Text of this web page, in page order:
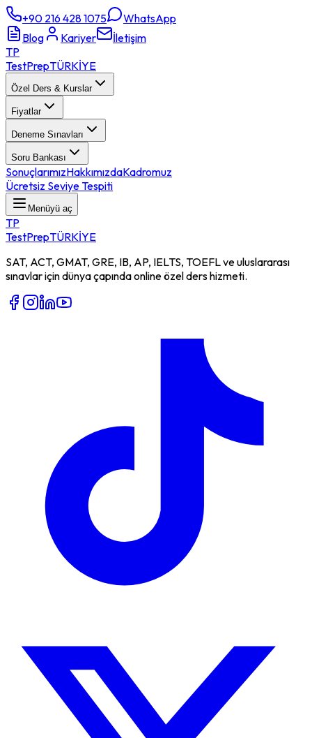
+90 216 428 1075
WhatsApp
Blog
Kariyer
İletişim
TP
TestPrepTÜRKİYE
Özel Ders & Kurslar
Fiyatlar
Deneme Sınavları
Soru Bankası
SonuçlarımızHakkımızdaKadromuz
Ücretsiz Seviye Tespiti
Menüyü aç
TP
TestPrepTÜRKİYE
SAT, ACT, GMAT, GRE, IB, AP, IELTS, TOEFL ve uluslararası
sınavlar için dünya çapında online özel ders hizmeti.